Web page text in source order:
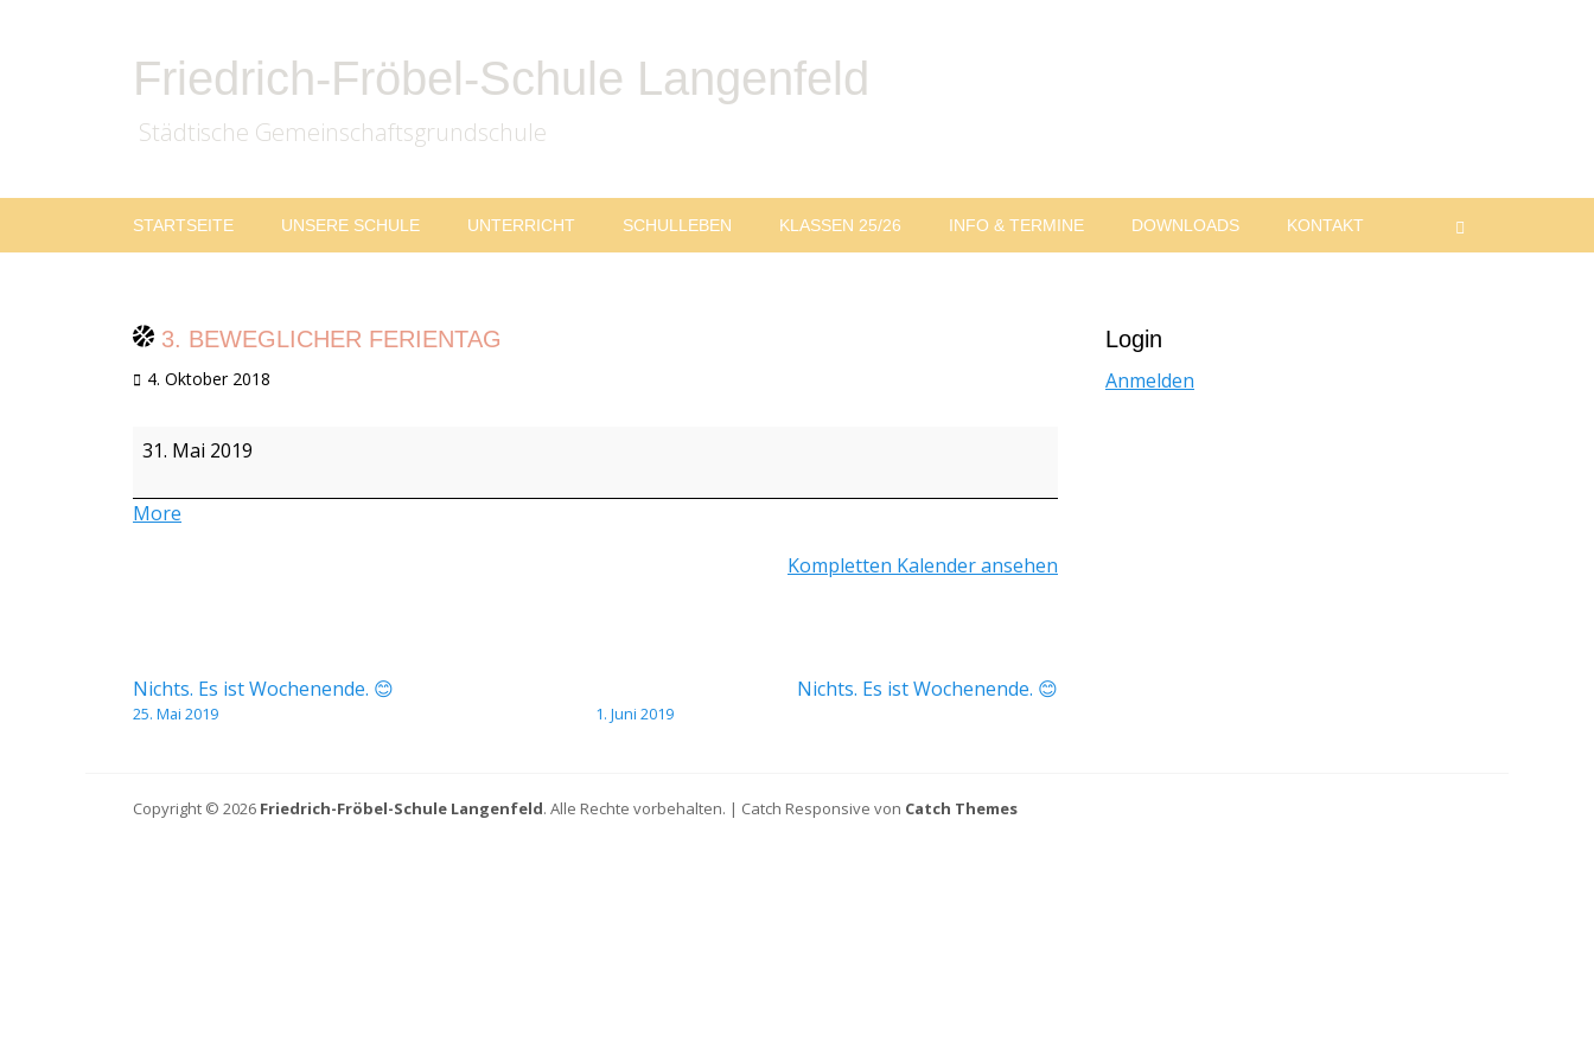
Friedrich-Fröbel-Schule Langenfeld
Städtische Gemeinschaftsgrundschule
Primäres
Menü
Inhalt
STARTSEITE UNSERE SCHULE UNTERRICHT SCHULLEBEN KLASSEN 25/26 INFO & TERMINE DOWNLOADS KONTAKT
3. BEWEGLICHER FERIENTAG
Veröffentlicht
4. Oktober 2018
3.
Ferientag
31. Mai 2019
More
Kompletten Kalender ansehen
Beitragsnavigation
Nichts. Es ist Wochenende. 😊
25. Mai 2019
Nichts. Es ist Wochenende. 😊
1. Juni 2019
Login
Anmelden
Copyright © 2026 Friedrich-Fröbel-Schule Langenfeld. Alle Rechte vorbehalten. | Catch Responsive von Catch Themes